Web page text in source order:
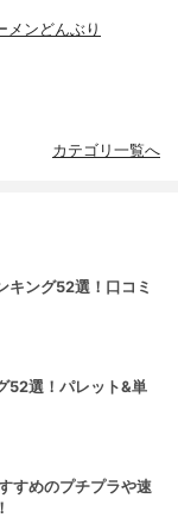
メンどんぶり
カテゴリ一覧へ
キング52選！口コミ
52選！パレット&単
すめのプチプラや速